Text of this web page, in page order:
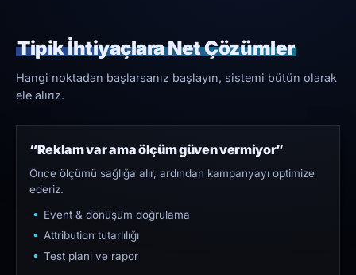
Tipik İhtiyaçlara Net Çözümler
Hangi noktadan başlarsanız başlayın, sistemi bütün olarak
ele alırız.
“Reklam var ama ölçüm güven vermiyor”
Önce ölçümü sağlığa alır, ardından kampanyayı optimize
ederiz.
Event & dönüşüm doğrulama
Attribution tutarlılığı
Test planı ve rapor